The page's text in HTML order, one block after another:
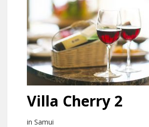
Villa Cherry 2
in Samui